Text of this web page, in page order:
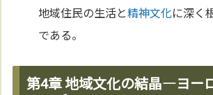
地域住民の生活と精神文化に深く
である。
第4章 地域文化の結晶―ヨー